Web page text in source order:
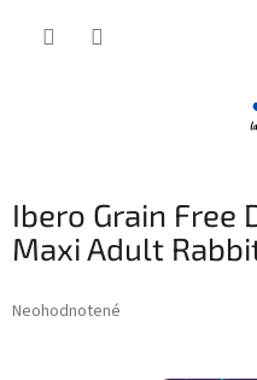
Ibero Grain Free
Maxi Adult
Priemerné
Neohodnotené